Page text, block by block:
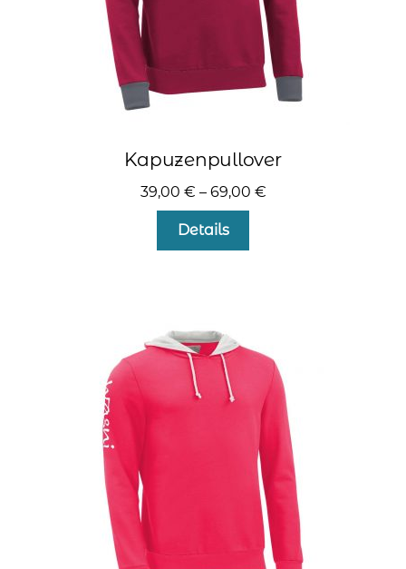
werden
Kapuzenpullover
39,00 € – 69,00 €
Details
Die
Optionen
können
auf
der
Produktseite
gewählt
werden